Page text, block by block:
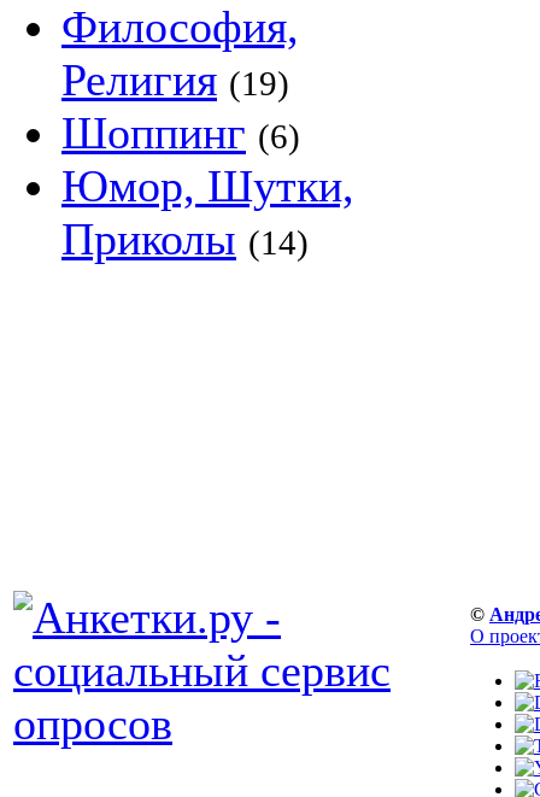
Философия,
Религия (19)
Шоппинг (6)
Юмор, Шутки,
Приколы (14)
©
О